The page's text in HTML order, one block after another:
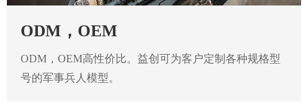
ODM，OEM
ODM，OEM高性价比。益创可为客户定制各种规格型
号的军事兵人模型。